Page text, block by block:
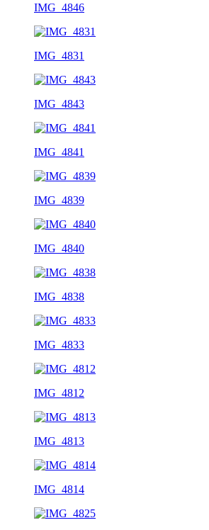
IMG_4846
IMG_4831
IMG_4843
IMG_4841
IMG_4839
IMG_4840
IMG_4838
IMG_4833
IMG_4812
IMG_4813
IMG_4814